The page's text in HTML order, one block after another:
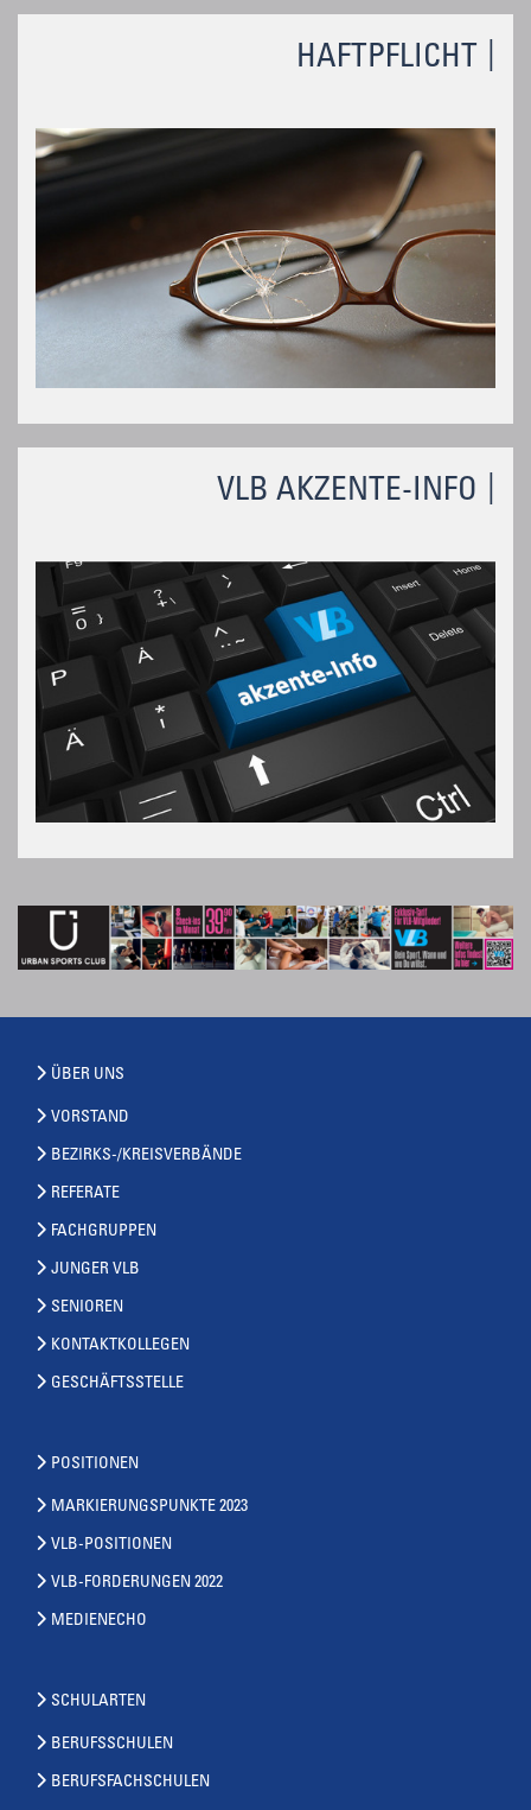
HAFTPFLICHT
VLB AKZENTE-INFO
ÜBER UNS
VORSTAND
BEZIRKS-/KREISVERBÄNDE
REFERATE
FACHGRUPPEN
JUNGER VLB
SENIOREN
KONTAKTKOLLEGEN
GESCHÄFTSSTELLE
POSITIONEN
MARKIERUNGSPUNKTE 2023
VLB-POSITIONEN
VLB-FORDERUNGEN 2022
MEDIENECHO
SCHULARTEN
BERUFSSCHULEN
BERUFSFACHSCHULEN